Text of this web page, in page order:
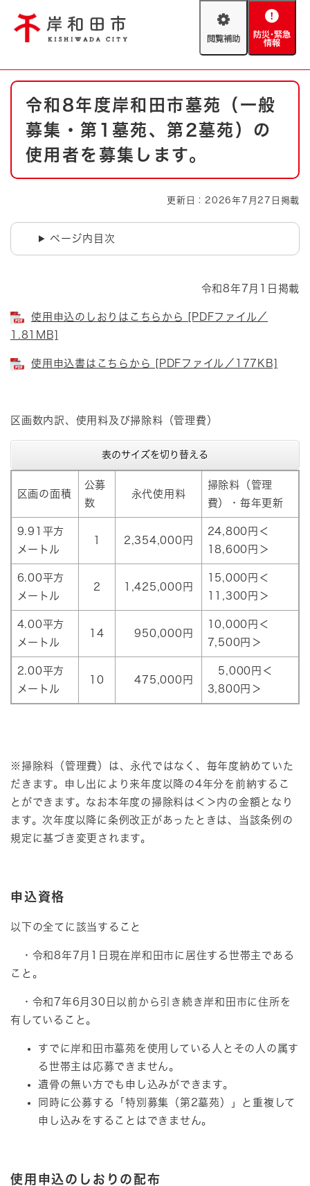
閲
助
防
緊
情
報
やさしい日本語
文字サイズ 標準 拡大
防災・緊急情報 救急・消防
ハザードマップ AED設置箇所
本
令和8年度岸和田市墓苑（一般
募集・第1墓苑、第2墓苑）の
使用者を募集します。
更新日：2026年7月27日掲載
ページ内目次
令和8年7月1日掲載
使用申込のしおりはこちらから [PDFファイル／
1.81MB]
使用申込書はこちらから [PDFファイル／177KB]
区画数内訳、使用料及び掃除料（管理費）
表のサイズを切り替える
区画の面積
公募
数
永代使用料
掃除料（管理
費）・毎年更新
9.91平方
メートル
2,354,000円
24,800円＜
18,600円＞
6.00平方
メートル
2 1,425,000円
15,000円＜
11,300円＞
4.00平方
メートル
14 950,000円
10,000円＜
7,500円＞
2.00平方
メートル
10 475,000円
5,000円＜
3,800円＞
※掃除料（管理費）は、永代ではなく、毎年度納めていた
だきます。申し出により来年度以降の4年分を前納するこ
とができます。なお本年度の掃除料は＜＞内の金額となり
ます。次年度以降に条例改正があったときは、当該条例の
規定に基づき変更されます。
申込資格
以下の全てに該当すること
・令和8年7月1日現在岸和田市に居住する世帯主である
こと。
・令和7年6月30日以前から引き続き岸和田市に住所を
有していること。
すでに岸和田市墓苑を使用している人とその人の属す
る世帯主は応募できません。
遺骨の無い方でも申し込みができます。
同時に公募する「特別募集（第2墓苑）」と重複して
申し込みをすることはできません。
使用申込のしおりの配布